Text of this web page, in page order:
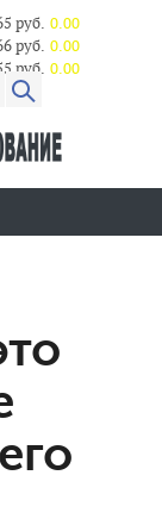
руб. 0.00
руб. 0.00
руб. 0.00